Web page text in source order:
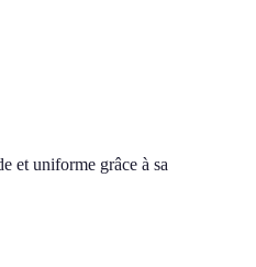
et uniforme grâce à sa